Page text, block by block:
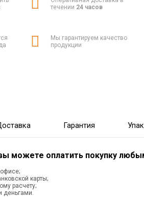
течении 24 часов
Мы гарантируем качество
продукции
Гарантия
можете оплатить покупку
карты;
расчету;
деньгами.